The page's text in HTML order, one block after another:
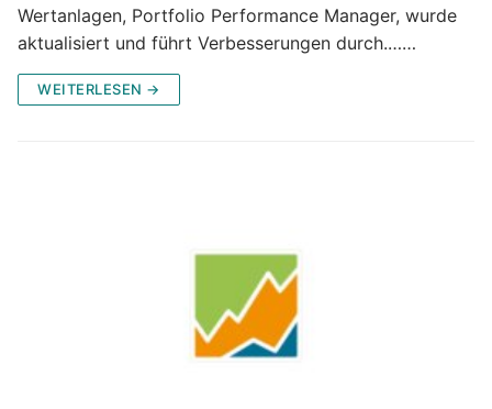
Wertanlagen, Portfolio Performance Manager, wurde
aktualisiert und führt Verbesserungen durch.……
WEITERLESEN →